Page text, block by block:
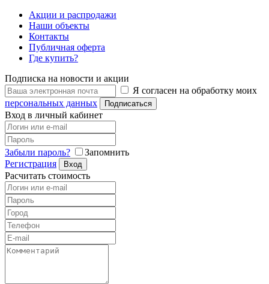
Акции и распродажи
Наши объекты
Контакты
Публичная оферта
Где купить?
Подписка на новости и акции
Я согласен на обработку моих
персональных данных
Подписаться
Вход в личный кабинет
Забыли пароль?
Запомнить
Регистрация
Вход
Расчитать стоимость